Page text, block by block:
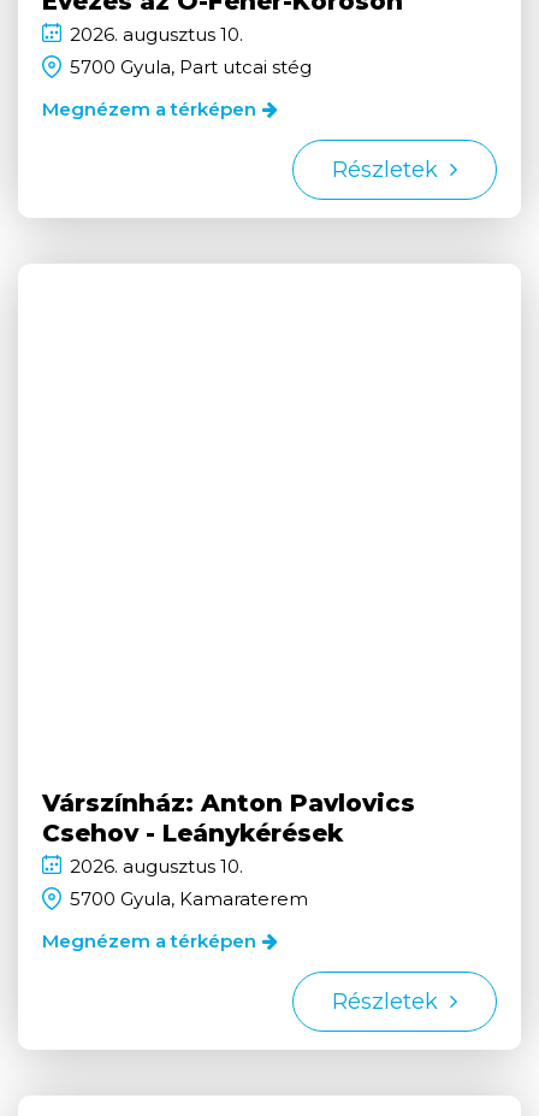
2026. augusztus 10.
5700 Gyula, Part utcai stég
Megnézem a térképen
Részletek
Várszínház: Anton Pavlovics
Csehov - Leánykérések
2026. augusztus 10.
5700 Gyula, Kamaraterem
Megnézem a térképen
Részletek